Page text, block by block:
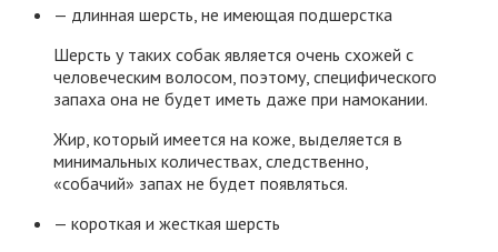
— длинная шерсть, не имеющая подшерстка
Шерсть у таких собак является очень схожей с
человеческим волосом, поэтому, специфического
запаха она не будет иметь даже при намокании.
Жир, который имеется на коже, выделяется в
минимальных количествах, следственно,
«собачий» запах не будет появляться.
— короткая и жесткая шерсть